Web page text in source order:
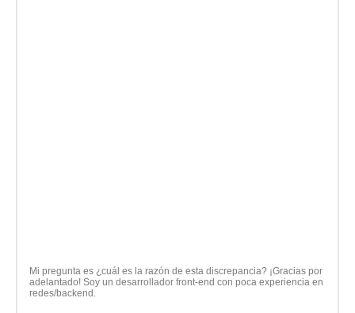
Mi pregunta es ¿cuál es la razón de esta discrepancia? ¡Gracias por
adelantado! Soy un desarrollador front-end con poca experiencia en
redes/backend.